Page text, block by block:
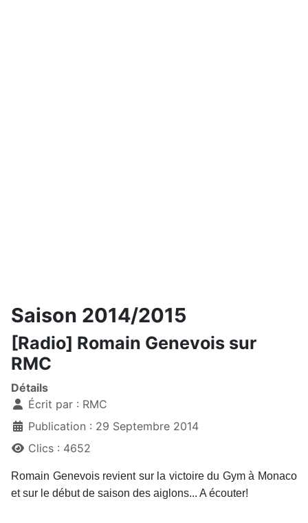
Saison 2014/2015
[Radio] Romain Genevois sur
RMC
Détails
Écrit par : RMC
Publication : 29 Septembre 2014
Clics : 4652
Romain Genevois revient sur la victoire du Gym à Monaco
et sur le début de saison des aiglons... A écouter!